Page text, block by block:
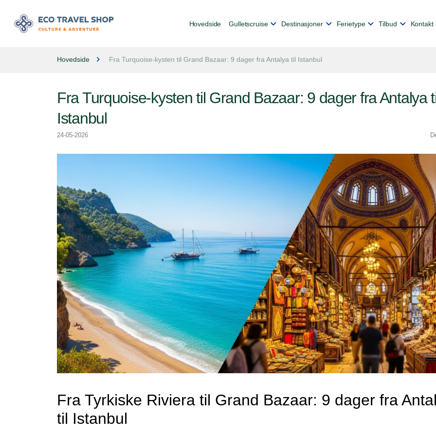
Hovedside Gulletscruise Destinasjoner Ferietype Tilbud Kontakt
Hovedside Fra Turquoise-kysten til Grand Bazaar: 9 dager fra Antalya til Istanbul
Fra Turquoise-kysten til Grand Bazaar: 9 dager fra Antalya
Istanbul
24-05-2026
Fra Tyrkiske Riviera til Grand Bazaar: 9 dager fra
til Istanbul